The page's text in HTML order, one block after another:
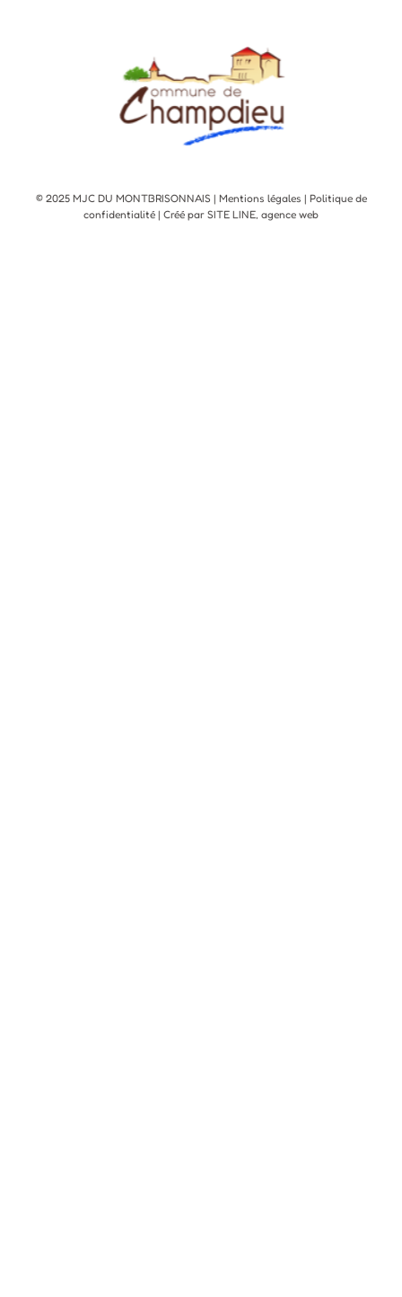
© 2025 MJC DU MONTBRISONNAIS | Mentions légales | Politique de
confidentialité | Créé par SITE LINE, agence web